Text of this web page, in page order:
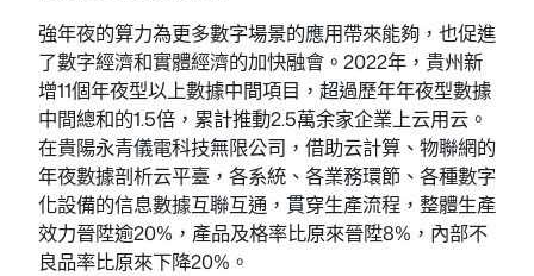
強年夜的算力為更多數字場景的應用帶來能夠，也促進
了數字經濟和實體經濟的加快融會。2022年，貴州新
增11個年夜型以上數據中間項目，超過歷年年夜型數據
中間總和的1.5倍，累計推動2.5萬余家企業上云用云。
在貴陽永青儀電科技無限公司，借助云計算、物聯網的
年夜數據剖析云平臺，各系統、各業務環節、各種數字
化設備的信息數據互聯互通，貫穿生產流程，整體生產
效力晉陞逾20%，產品及格率比原來晉陞8%，內部不
良品率比原來下降20%。